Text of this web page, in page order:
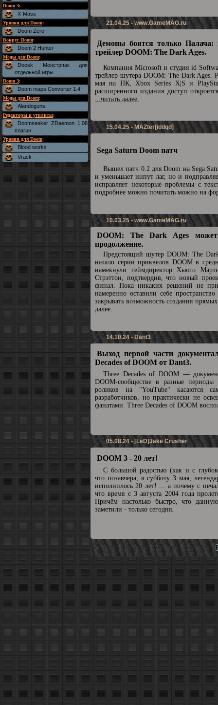
Doom 3:
X-Mass
Уровни для Doom:
Doom Zero
Вокруг Doom:
Doom 2 Hunter
Моды для Doom:
Doosk Монстрпак для
отдельной игры
Doom 3:
Doom maps Converter 1.4
Моды для Doom:
Alandoguns
Редакторы и утилиты:
Doomseeker ZDaemon 1.08
плагин
Уровни для Doom:
Blood works
Vrack
21.04.25 -www.GameMAG.ru
Демоны боятся только Палача:
трейлер DOOM: The Dark Ages.
Компания Microsoft и студия id
трейлер шутера DOOM: The Dark Ages.
мая на ПК, Xbox Series X|S и
расширенного издания доступ
...читать далее.
15.04.25 - MAZter[iddqd]
Sega Saturn Doom патч
Вышел патч 0.2 для Doom на Sega
и уменьшает инпут лаг, но и
исправляет некоторые проблемы с
подробнее можно почитать можно на
10.03.25 -www.GameMAG.ru
DOOM: The Dark Ages может
продолжение.
Предстоящий шутер DOOM: The
начало серии приквелов DOOM в
намекнули геймдиректор Хьюго
Стрэттон, подтвердив, что новый
финал. Пока никаких решений не
намеренно оставили себе
закрывать возможность создания
далее.
14.10.24 - Dant3
Выход первой части
Decades of DOOM от Dant3.
Three Decades of DOOM —
DOOM-сообществе в разные периоды
роликов на "YouTube" касаются
разработчиков, но практически не
фанатами. Three Decades of DOOM
05.08.24 - [LeD]Jake Crusher
DOOM 3 - 20 лет!
С большой радостью (как и с
что позавчера, в субботу 3 мая,
исполнилось 20 лет! ... а почему с
что время с 3 августа 2004 года
Причём настолько быстро, что
заметили - только сегодня.